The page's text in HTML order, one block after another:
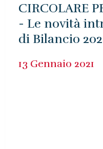
CIRCOLARE
- Le novità
di Bilancio
13 Gennaio 2021